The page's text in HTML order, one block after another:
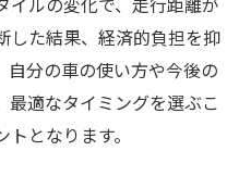
した結果、経済的負担を抑
自分の車の使い方や今後の
最適なタイミングを選ぶこ
となります。